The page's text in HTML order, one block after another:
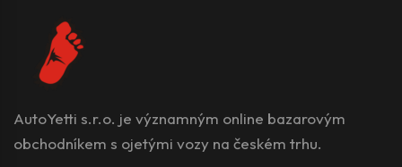
AutoYetti s.r.o. je významným online bazarovým
obchodníkem s ojetými vozy na českém trhu.